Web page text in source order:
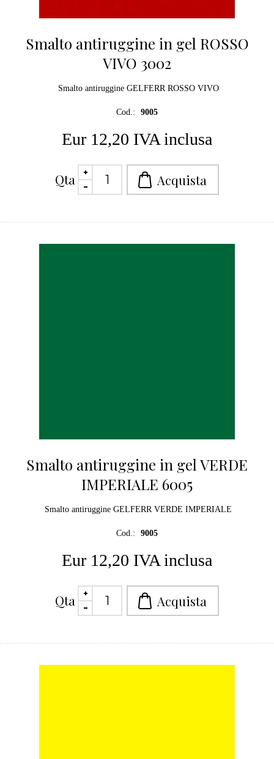
Smalto antiruggine in gel ROSSO
VIVO 3002
Smalto antiruggine GELFERR ROSSO VIVO
Cod.: 9005
Eur 12,20 IVA inclusa
Qta
Smalto antiruggine in gel VERDE
IMPERIALE 6005
Smalto antiruggine GELFERR VERDE IMPERIALE
Cod.: 9005
Eur 12,20 IVA inclusa
Qta